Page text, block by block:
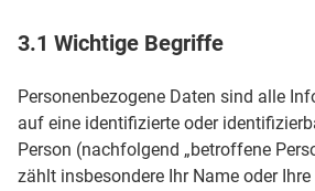
3.1 Wichtige Begriffe
Personenbezogene Daten sind alle
auf eine identifizierte oder
Person (nachfolgend „betroffene
zählt insbesondere Ihr Name oder Ihre